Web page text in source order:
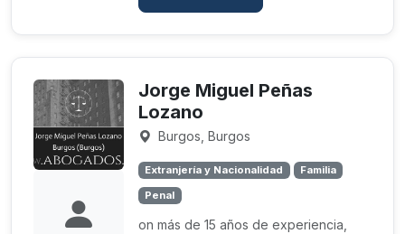
Jorge Miguel Peñas
Lozano
Burgos, Burgos
Extranjería y Nacionalidad
Familia
Penal
on más de 15 años de experiencia,